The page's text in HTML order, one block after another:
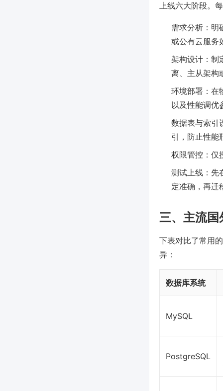
上线六大阶段。
需求分析：明
或公有云服务
架构设计：制
离、主从架构
环境部署：在
以及性能调优
数据表与索引
引，防止性能
权限管控：仅
测试上线：先
定准确，再迁
三、主流国
下表对比了常用
异：
数据库系统
MySQL
PostgreSQL